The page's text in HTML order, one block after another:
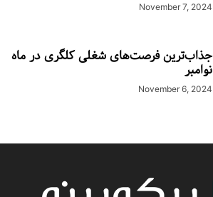
November 7, 2024
جذاب‌ترین فرصت‌های شغلی کلگری در ماه
نوامبر
November 6, 2024